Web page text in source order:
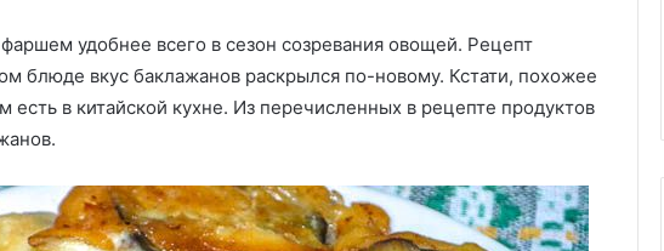
удобнее всего в сезон созревания овощей. Рецепт
блюде вкус баклажанов раскрылся по-новому. Кстати, похожее
в китайской кухне. Из перечисленных в рецепте продуктов
запечённая со
и тыквой
Как выгодно купить картофель
оптом